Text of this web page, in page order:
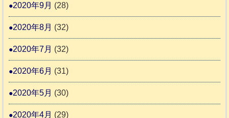
2020年9月 (28)
2020年8月 (32)
2020年7月 (32)
2020年6月 (31)
2020年5月 (30)
2020年4月 (29)